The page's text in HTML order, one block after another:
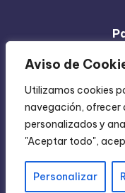
Aviso de
Utilizamos cookies
navegación, ofrecer
personalizados y
"Aceptar todo",
Personalizar
Ferretera
Copyright 2004-